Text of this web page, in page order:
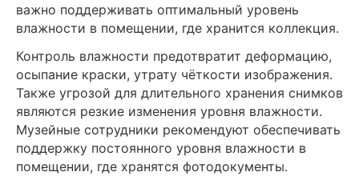
важно поддерживать оптимальный уровень
влажности в помещении, где хранится коллекция.
Контроль влажности предотвратит деформацию,
осыпание краски, утрату чёткости изображения.
Также угрозой для длительного хранения снимков
являются резкие изменения уровня влажности.
Музейные сотрудники рекомендуют обеспечивать
поддержку постоянного уровня влажности в
помещении, где хранятся фотодокументы.